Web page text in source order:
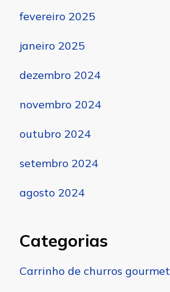
fevereiro 2025
janeiro 2025
dezembro 2024
novembro 2024
outubro 2024
setembro 2024
agosto 2024
Categorias
Carrinho de churros gourmet